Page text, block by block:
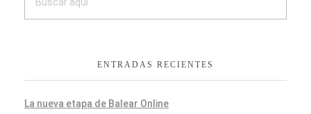
ENTRADAS RECIENTES
La nueva etapa de Balear Online